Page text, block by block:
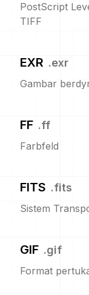
PostScript
TIFF
EXR .exr
Gambar
FF .ff
Farbfeld
FITS .fits
Sistem
GIF .gif
Format